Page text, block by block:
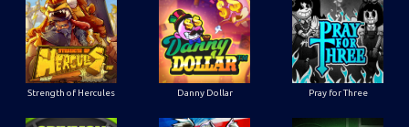
Strength of Hercules Danny Dollar Pray for Three